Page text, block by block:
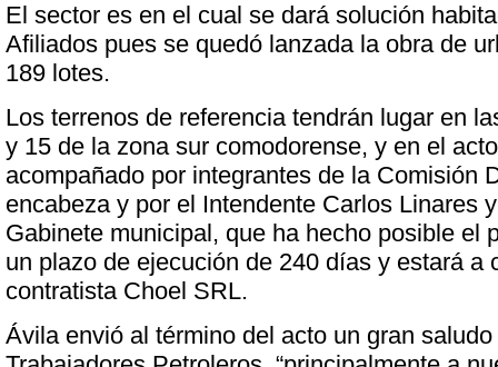
El sector es en el cual se dará solución
Afiliados pues se quedó lanzada la obra de
189 lotes.
Los terrenos de referencia tendrán lugar en
y 15 de la zona sur comodorense, y en el
acompañado por integrantes de la Comisión
encabeza y por el Intendente Carlos Linares
Gabinete municipal, que ha hecho posible el
un plazo de ejecución de 240 días y estará a
contratista Choel SRL.
Ávila envió al término del acto un gran